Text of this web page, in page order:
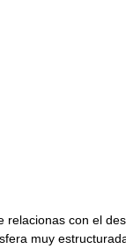
relacionas con el
muy